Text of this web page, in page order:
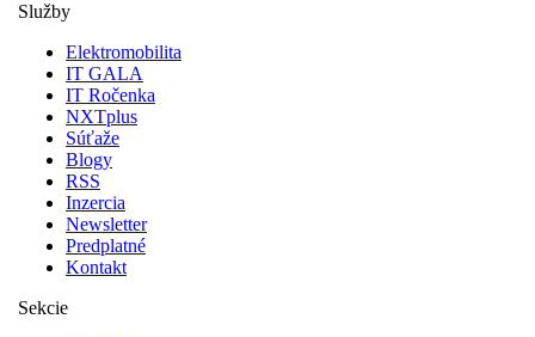
Služby
Elektromobilita
IT GALA
IT Ročenka
NXTplus
Súťaže
Blogy
RSS
Inzercia
Newsletter
Predplatné
Kontakt
Sekcie